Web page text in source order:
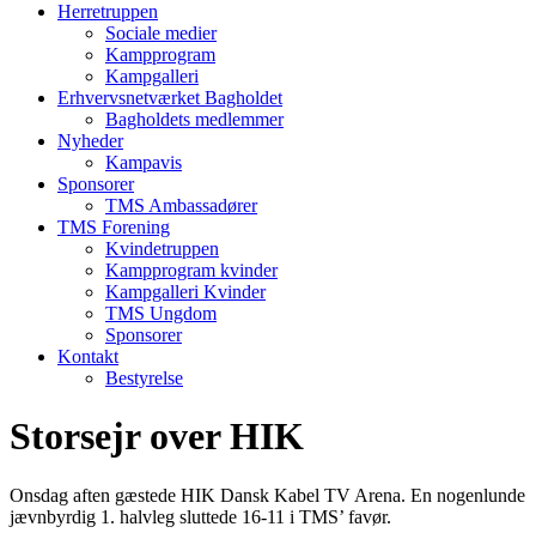
Herretruppen
Sociale medier
Kampprogram
Kampgalleri
Erhvervsnetværket Bagholdet
Bagholdets medlemmer
Nyheder
Kampavis
Sponsorer
TMS Ambassadører
TMS Forening
Kvindetruppen
Kampprogram kvinder
Kampgalleri Kvinder
TMS Ungdom
Sponsorer
Kontakt
Bestyrelse
Storsejr over HIK
Onsdag aften gæstede HIK Dansk Kabel TV Arena. En nogenlunde
jævnbyrdig 1. halvleg sluttede 16-11 i TMS’ favør.